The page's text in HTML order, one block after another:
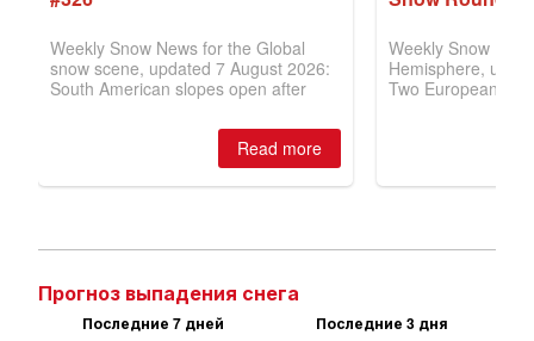
Прогноз выпадения снега
Последние 7 дней Последние 3 дня